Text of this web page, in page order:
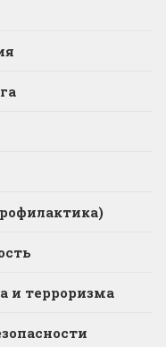
и терроризма